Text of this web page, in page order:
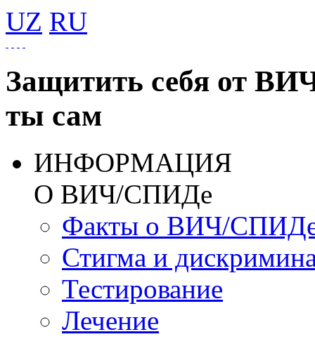
UZ RU
Защитить себя от
ты сам
ИНФОРМАЦИЯ
О ВИЧ/СПИДе
Факты о ВИЧ/
Стигма и
Тестирование
Лечение